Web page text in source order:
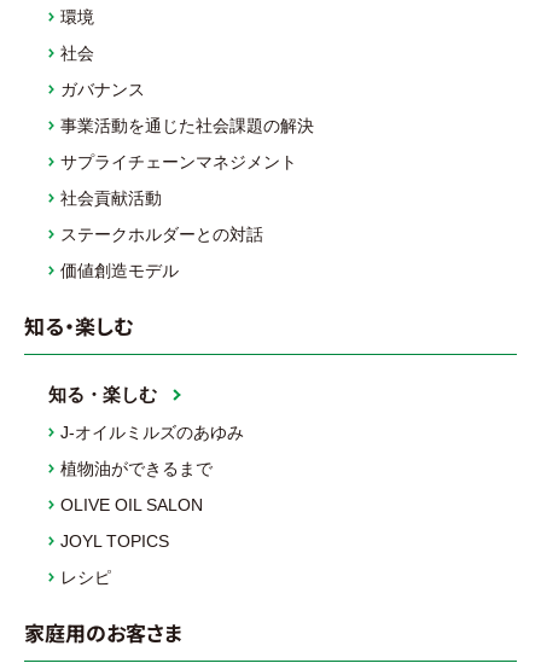
環境
社会
ガバナンス
事業活動を通じた社会課題の解決
サプライチェーンマネジメント
社会貢献活動
ステークホルダーとの対話
価値創造モデル
知る・楽しむ
知る・楽しむ
J-オイルミルズのあゆみ
植物油ができるまで
OLIVE OIL SALON
JOYL TOPICS
レシピ
家庭用のお客さま